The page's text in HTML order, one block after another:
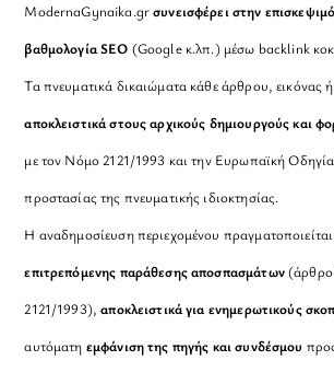
ModernaGynaika.grσυνεισφέρει στην
βαθμολογία SEO (Google κ.λπ.) μέσω backlink
Τα πνευματικά δικαιώματα κάθε άρθρου, εικόνας ή
αποκλειστικά στους αρχικούς δημιουργούς και
με τον Νόμο 2121/1993 και την Ευρωπαϊκή
προστασίας της πνευματικής ιδιοκτησίας.
Η αναδημοσίευση περιεχομένου
επιτρεπόμενης παράθεσης αποσπασμάτων
2121/1993), αποκλειστικά για ενημερωτικούς
αυτόματη εμφάνιση της πηγής και συνδέσμου